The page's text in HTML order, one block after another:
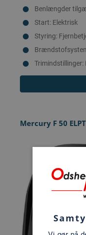
Benlængder
Start: Elektrisk
Styring:
Trimindstillinger:
Mercury F 50 ELPT